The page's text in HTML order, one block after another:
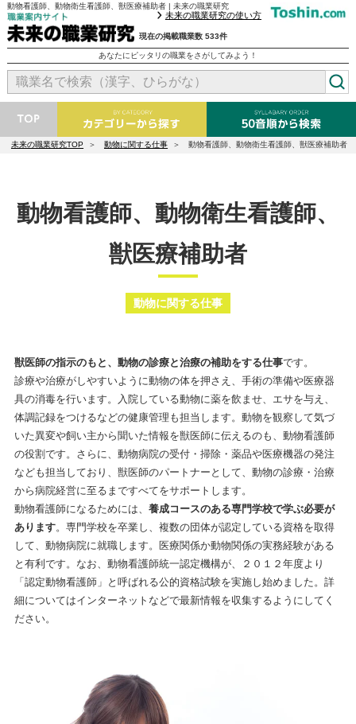
動物看護師、動物衛生看護師、獣医療補助者 | 未来の職業研究
現在の掲載職業数 533件
あなたにピッタリの職業をさがしてみよう！
未来の職業研究の使い方
未来の職業研究TOP 動物に関する仕事 動物看護師、動物衛生看護師、獣医療補助者
動物看護師、動物衛生看護師、
獣医療補助者
動物に関する仕事
獣医師の指示のもと、動物の診療と治療の補助をする仕事です。
診療や治療がしやすいように動物の体を押さえ、手術の準備や医療器
具の消毒を行います。入院している動物に薬を飲ませ、エサを与え、
体調記録をつけるなどの健康管理も担当します。動物を観察して気づ
いた異変や飼い主から聞いた情報を獣医師に伝えるのも、動物看護師
の役割です。さらに、動物病院の受付・掃除・薬品や医療機器の発注
なども担当しており、獣医師のパートナーとして、動物の診療・治療
から病院経営に至るまですべてをサポートします。
動物看護師になるためには、養成コースのある専門学校で学ぶ必要が
あります。専門学校を卒業し、複数の団体が認定している資格を取得
して、動物病院に就職します。医療関係か動物関係の実務経験がある
と有利です。なお、動物看護師統一認定機構が、２０１２年度より
「認定動物看護師」と呼ばれる公的資格試験を実施し始めました。詳
細についてはインターネットなどで最新情報を収集するようにしてく
ださい。